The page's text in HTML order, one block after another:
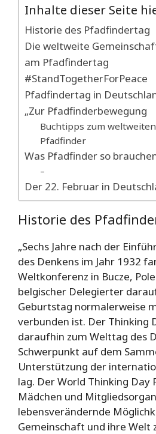
Inhalte dieser Seite
Historie des Pfadfindertag
Die weltweite
am Pfadfindertag
#StandTogetherForPeace
Pfadfindertag in
„Zur Pfadfinderbewegung
Buchtipps zum
Pfadfinder
Was Pfadfinder so
–
Der 22. Februar in
Historie des
„Sechs Jahre nach der
des Denkens im Jahr 1932
Weltkonferenz in Bucze,
belgischer Delegierter
Geburtstag normalerweise
verbunden ist. Der Thinking
daraufhin zum Welttag des
Schwerpunkt auf dem
Unterstützung der
lag. Der World Thinking Day
Mädchen und
lebensverändernde
Gemeinschaft und ihre Welt